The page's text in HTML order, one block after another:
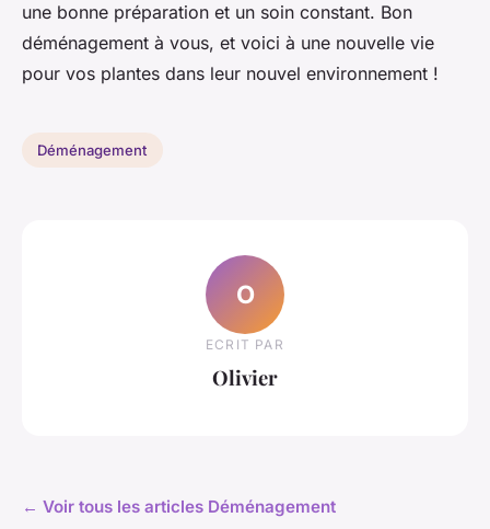
une bonne préparation et un soin constant. Bon
déménagement à vous, et voici à une nouvelle vie
pour vos plantes dans leur nouvel environnement !
Déménagement
O
ECRIT PAR
Olivier
← Voir tous les articles Déménagement